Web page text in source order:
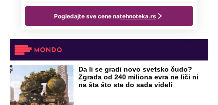
Da li se gradi novo svetsko čudo?
Zgrada od 240 miliona evra ne liči ni
na šta što ste do sada videli